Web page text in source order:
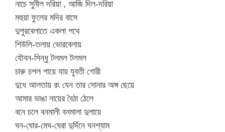
নাচে সুনীল দরিয়া , আজি দিল-দরিয়া
মহুয়া ফুলের মদির বাসে
দুপুরবেলাতে একলা পথে
শিউলি-তলায় ভোরবেলায়
যৌবন-সিন্ধু টলমল টলমল
চারু চপল পায়ে যায় যুবতী গোরী
দুধে আলতায় রং যেন তার সোনার অঙ্গ ছেয়ে
আমার ভাঙা নায়ের বৈঠা ঠেলে
বনে চলে বনমালী বনমালা দুলায়ে
ঘন-ঘোর-মেঘ-ঘেরা দুর্দিনে ঘনশ্যাম